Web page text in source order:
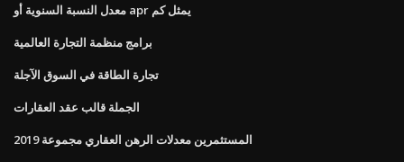
معدل النسبة السنوية أو apr يمثل كم
برامج منظمة التجارة العالمية
تجارة الطاقة في السوق الآجلة
الجملة قالب عقد العقارات
المستثمرين معدلات الرهن العقاري مجموعة 2019